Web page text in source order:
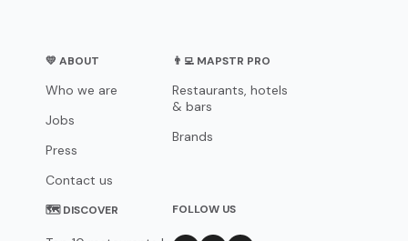
💛 ABOUT
Who we are
Jobs
Press
Contact us
👨‍💻 MAPSTR PRO
Restaurants, hotels
& bars
Brands
🗺 DISCOVER FOLLOW US